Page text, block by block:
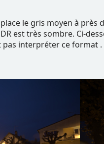
le gris moyen à
est très sombre. Ci-
pas interpréter ce format .